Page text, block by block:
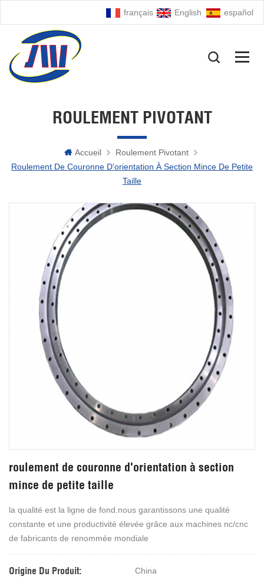
français English español
ROULEMENT PIVOTANT
Accueil
Roulement Pivotant
Roulement De Couronne D'orientation À Section Mince De Petite
Taille
roulement de couronne d'orientation à section
mince de petite taille
la qualité est la ligne de fond.nous garantissons une qualité
constante et une productivité élevée grâce aux machines nc/cnc
de fabricants de renommée mondiale
Origine Du Produit: China